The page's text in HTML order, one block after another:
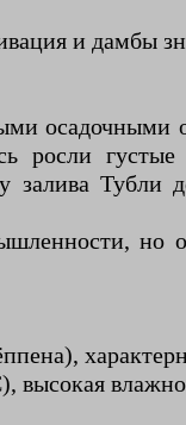
и дамбы
росли
залива
но